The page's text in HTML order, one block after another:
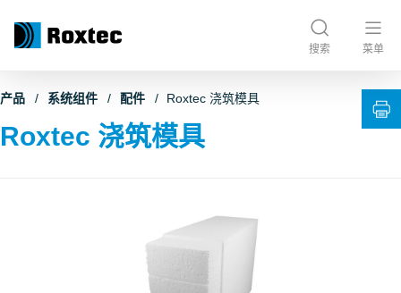
搜索 菜单
产品 系统组件 配件 Roxtec 浇筑模具
Roxtec 浇筑模具